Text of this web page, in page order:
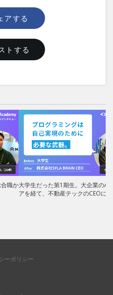
アする
トする
職か大学生だった第1期生。大企業のAI
アを経て、不動産テックのCEOに！
ーポリシー